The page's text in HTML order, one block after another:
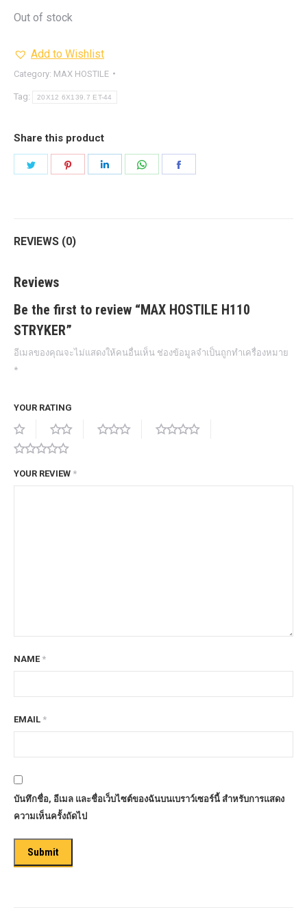
Out of stock
Add to Wishlist
Category: MAX HOSTILE
Tag: 20X12 6X139.7 ET-44
Share this product
REVIEWS (0)
Reviews
Be the first to review “MAX HOSTILE H110
STRYKER”
อีเมลของคุณจะไม่แสดงให้คนอื่นเห็น ช่องข้อมูลจำเป็นถูกทำเครื่องหมาย
*
YOUR RATING
YOUR REVIEW *
NAME *
EMAIL *
บันทึกชื่อ, อีเมล และชื่อเว็บไซต์ของฉันบนเบราว์เซอร์นี้ สำหรับการแสดง
ความเห็นครั้งถัดไป